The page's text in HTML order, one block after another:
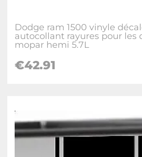
Dodge ram 1500 vinyle
autocollant rayures pour les
mopar hemi 5.7L
€42.91